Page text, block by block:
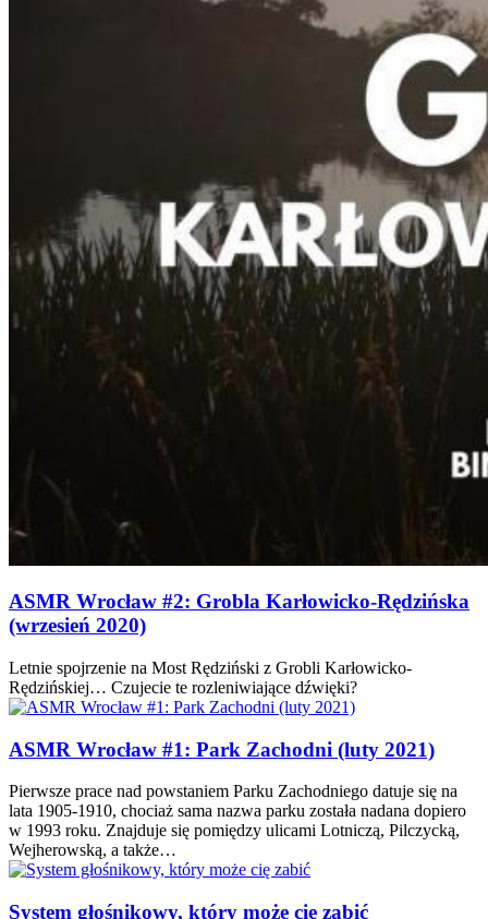
ASMR Wrocław #2: Grobla Karłowicko-Rędzińska
(wrzesień 2020)
Letnie spojrzenie na Most Rędziński z Grobli Karłowicko-
Rędzińskiej… Czujecie te rozleniwiające dźwięki?
ASMR Wrocław #1: Park Zachodni (luty 2021)
Pierwsze prace nad powstaniem Parku Zachodniego datuje się na
lata 1905-1910, chociaż sama nazwa parku została nadana dopiero
w 1993 roku. Znajduje się pomiędzy ulicami Lotniczą, Pilczycką,
Wejherowską, a także…
System głośnikowy, który może cię zabić